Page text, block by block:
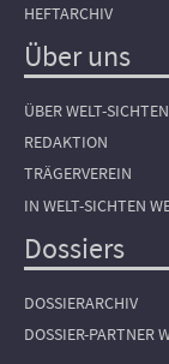
HEFTARCHIV
Über uns
ÜBER WELT-SICHTEN
REDAKTION
TRÄGERVEREIN
IN WELT-SICHTEN
Dossiers
DOSSIERARCHIV
DOSSIER-PARTNER